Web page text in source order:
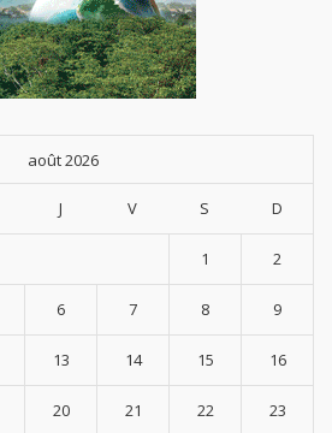
août 2026
J V S D
1 2
6 7 8 9
13 14 15 16
20 21 22 23